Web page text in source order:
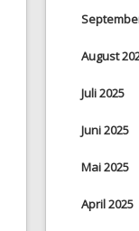
August
Juli 2025
Juni 2025
Mai 2025
April 2025